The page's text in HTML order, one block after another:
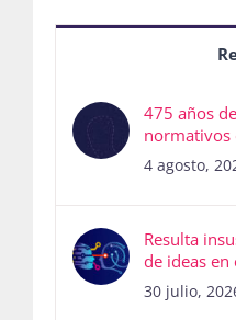
475 años
normativos
4 agosto,
Resulta
de ideas en
30 julio,